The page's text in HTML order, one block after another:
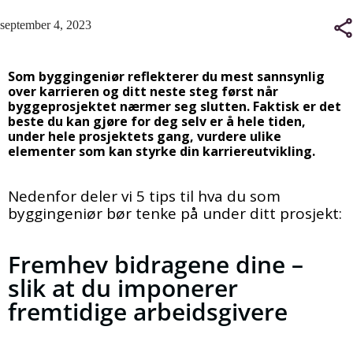
september 4, 2023
Som byggingeniør reflekterer du mest sannsynlig
over karrieren og ditt neste steg først når
byggeprosjektet nærmer seg slutten. Faktisk er det
beste du kan gjøre for deg selv er å hele tiden,
under hele prosjektets gang, vurdere ulike
elementer som kan styrke din karriereutvikling.
Nedenfor deler vi 5 tips til hva du som
byggingeniør bør tenke på under ditt prosjekt:
Fremhev bidragene dine –
slik at du imponerer
fremtidige arbeidsgivere